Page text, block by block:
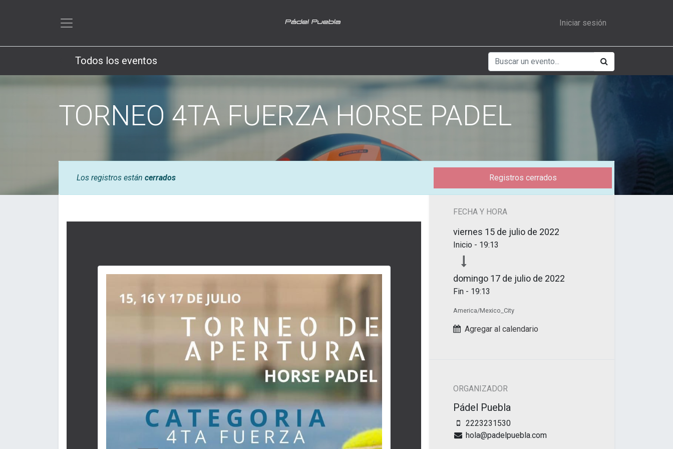
Iniciar sesión
Todos los eventos
TORNEO 4TA FUERZA HORSE PADEL
Los registros están cerrados Registros cerrados
FECHA Y HORA
viernes 15 de julio de 2022
Inicio - 19:13
domingo 17 de julio de 2022
Fin - 19:13
America/Mexico_City
Agregar al calendario
ORGANIZADOR
Pádel Puebla
2223231530
hola@padelpuebla.com